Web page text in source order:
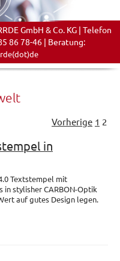
GmbH & Co. KG | Telefon
86 78-46 | Beratung:
Vorherige 1 2
in
Textstempel mit
in stylisher CARBON-Optik
auf gutes Design legen.